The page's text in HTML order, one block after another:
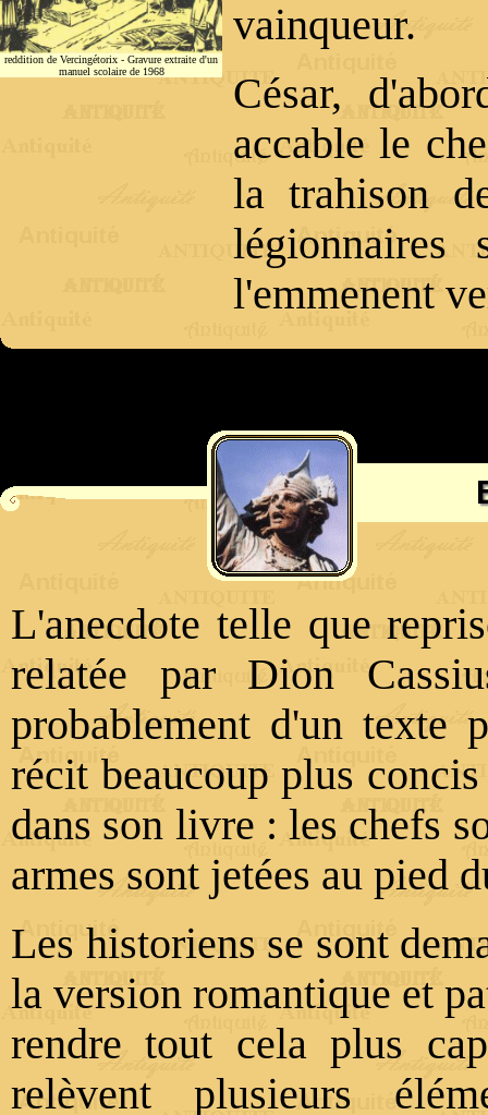
reddition de Vercingétorix - Gravure extraite d'un
manuel scolaire de 1968
vainqueur.
César,
accable le
la trahison
légionnaires
l'emmenent
L'anecdote telle que
relatée par Dion
probablement d'un texte
récit beaucoup plus
dans son livre : les chefs
armes sont jetées au pied
Les historiens se sont
la version romantique et
rendre tout cela plus
relèvent plusieurs